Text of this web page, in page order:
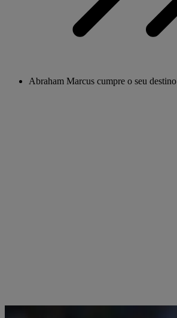
Abraham Marcus cumpre o seu destino